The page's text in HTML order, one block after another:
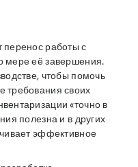
перенос работы с
мере её завершения.
чтобы помочь
требования своих
«точно в
полезна и в других
эффективное